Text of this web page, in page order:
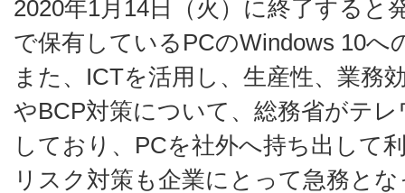
2020年1月14日（火）に終了すると
で保有しているPCのWindows 10へ
また、ICTを活用し、生産性、業務
やBCP対策について、総務省がテ
しており、PCを社外へ持ち出して
リスク対策も企業にとって急務と